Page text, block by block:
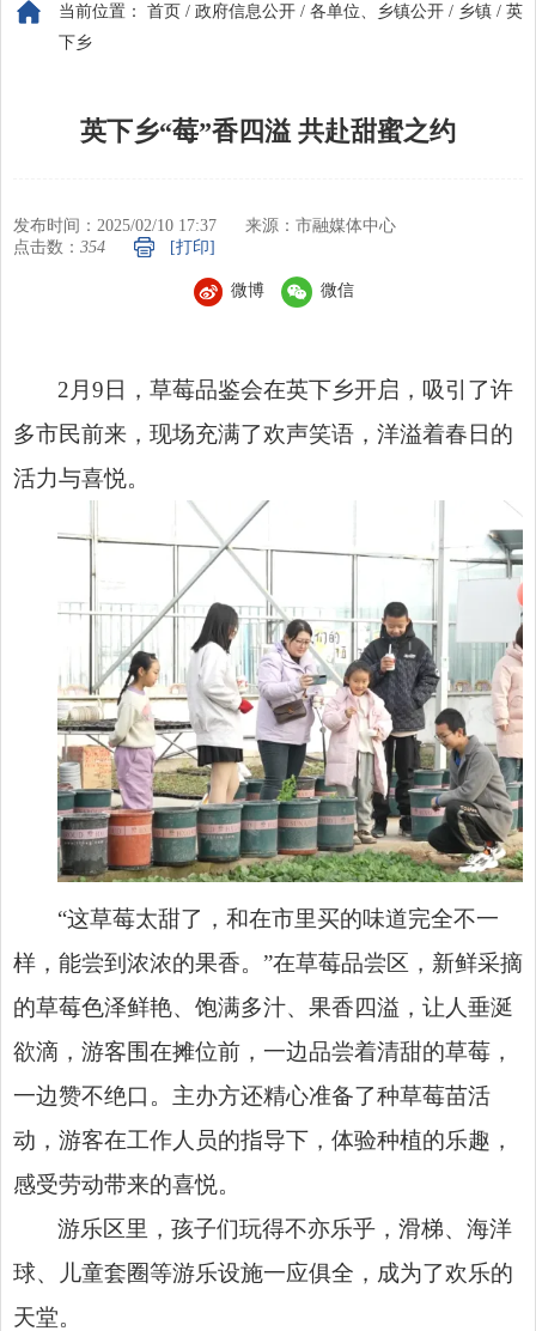
当前位置： 首页 / 政府信息公开 / 各单位、乡镇公开 / 乡镇 / 英
下乡
英下乡“莓”香四溢 共赴甜蜜之约
发布时间：2025/02/10 17:37
来源：市融媒体中心
点击数： 354 [打印]
微博 微信
2月9日，草莓品鉴会在英下乡开启，吸引了许
多市民前来，现场充满了欢声笑语，洋溢着春日的
活力与喜悦。
“这草莓太甜了，和在市里买的味道完全不一
样，能尝到浓浓的果香。”在草莓品尝区，新鲜采摘
的草莓色泽鲜艳、饱满多汁、果香四溢，让人垂涎
欲滴，游客围在摊位前，一边品尝着清甜的草莓，
一边赞不绝口。主办方还精心准备了种草莓苗活
动，游客在工作人员的指导下，体验种植的乐趣，
感受劳动带来的喜悦。
游乐区里，孩子们玩得不亦乐乎，滑梯、海洋
球、儿童套圈等游乐设施一应俱全，成为了欢乐的
天堂。